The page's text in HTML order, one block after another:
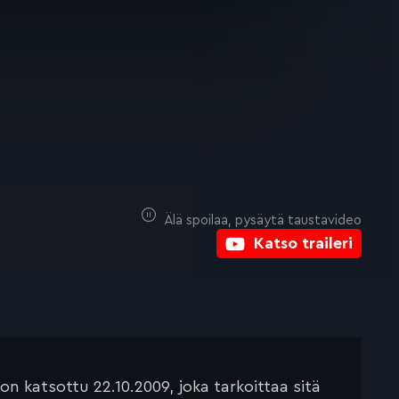
Katso traileri
Älä spoilaa, pysäytä taustavideo
katsottu 22.10.2009, joka tarkoittaa sitä